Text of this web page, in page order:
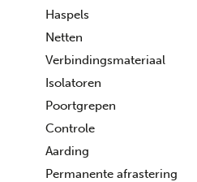
Haspels
Netten
Verbindingsmateriaal
Isolatoren
Poortgrepen
Controle
Aarding
Permanente afrastering